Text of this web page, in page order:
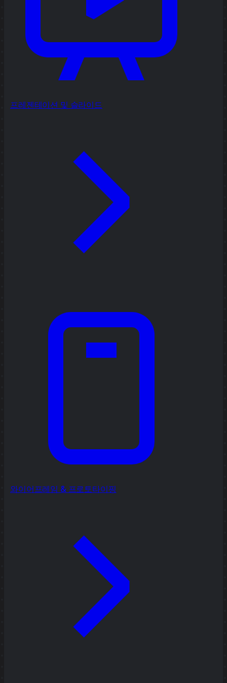
프레젠테이션 및 슬라이드
와이어프레임 & 프로토타이핑